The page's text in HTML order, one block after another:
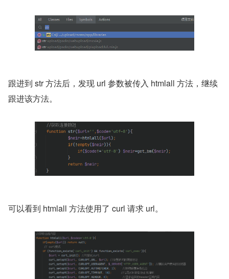
跟进到 str 方法后，发现 url 参数被传入 htmlall 方法，继续
跟进该方法。
可以看到 htmlall 方法使用了 curl 请求 url。